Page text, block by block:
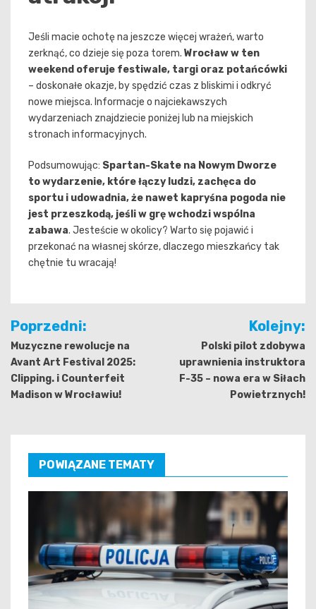
Jeśli macie ochotę na jeszcze więcej wrażeń, warto
zerknąć, co dzieje się poza torem. Wrocław w ten
weekend oferuje festiwale, targi oraz potańcówki
– doskonałe okazje, by spędzić czas z bliskimi i odkryć
nowe miejsca. Informacje o najciekawszych
wydarzeniach znajdziecie poniżej lub na miejskich
stronach informacyjnych.
Podsumowując: Spartan-Skate na Nowym Dworze
to wydarzenie, które łączy ludzi, zachęca do
sportu i udowadnia, że nawet kapryśna pogoda nie
jest przeszkodą, jeśli w grę wchodzi wspólna
zabawa. Jesteście w okolicy? Warto się pojawić i
przekonać na własnej skórze, dlaczego mieszkańcy tak
chętnie tu wracają!
Nawigacja
wpisu
Poprzedni:
Muzyczne rewolucje na
Avant Art Festival 2025:
Clipping. i Counterfeit
Madison w Wrocławiu!
Kolejny:
Polski pilot zdobywa
uprawnienia instruktora
F-35 – nowa era w Siłach
Powietrznych!
POWIĄZANE TEMATY